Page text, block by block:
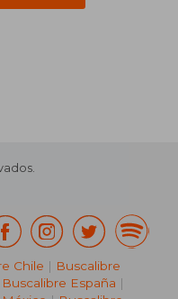
Chile | Buscalibre
Buscalibre España |